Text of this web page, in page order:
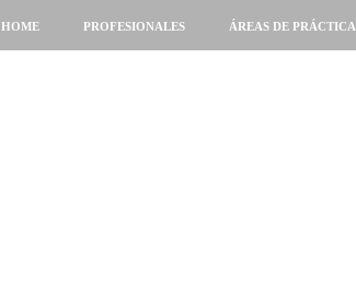
HOME PROFESIONALES ÁREAS DE PRÁCTICA